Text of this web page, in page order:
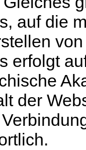
auf die
erfolgt
der